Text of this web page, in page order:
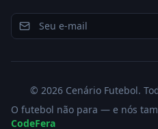
© 2026Cenário Futebol.
O futebol não para — e nós
CodeFera